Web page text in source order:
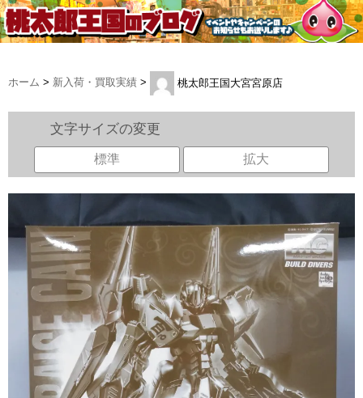
ホーム > 新入荷・買取実績 > 桃太郎王国大宮宮原店
文字サイズの変更
標準 拡大